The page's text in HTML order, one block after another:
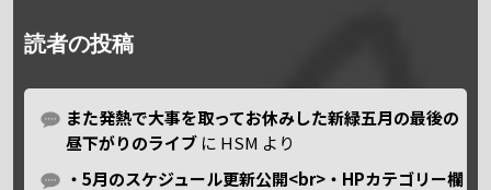
読者の投稿
また発熱で大事を取ってお休みした新緑五月の最後の
昼下がりのライブ に HSM より
・5月のスケジュール更新公開<br>・HPカテゴリー欄